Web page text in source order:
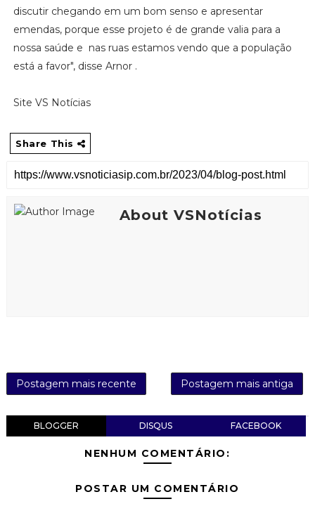
discutir chegando em um bom senso e apresentar
emendas, porque esse projeto é de grande valia para a
nossa saúde e nas ruas estamos vendo que a população
está a favor", disse Arnor .
Site VS Notícias
Share This
About VSNotícias
Postagem mais recente Postagem mais antiga
BLOGGER DISQUS FACEBOOK
NENHUM COMENTÁRIO:
POSTAR UM COMENTÁRIO